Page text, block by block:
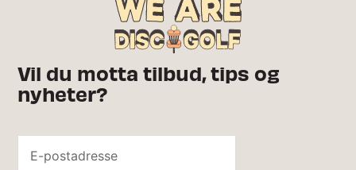
Vil du motta tilbud, tips og
nyheter?